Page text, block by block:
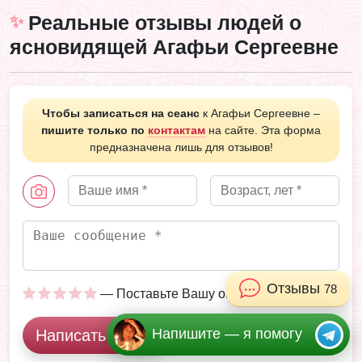
Реальные отзывы людей о
ясновидящей Агафьи Сергеевне
Чтобы записаться на сеанс к Агафьи Сергеевне –
пишите только по контактам на сайте. Эта форма
предназначена лишь для отзывов!
— Поставьте Вашу оценку
Написать отзыв
Отзывы 78
Напишите — я помогу